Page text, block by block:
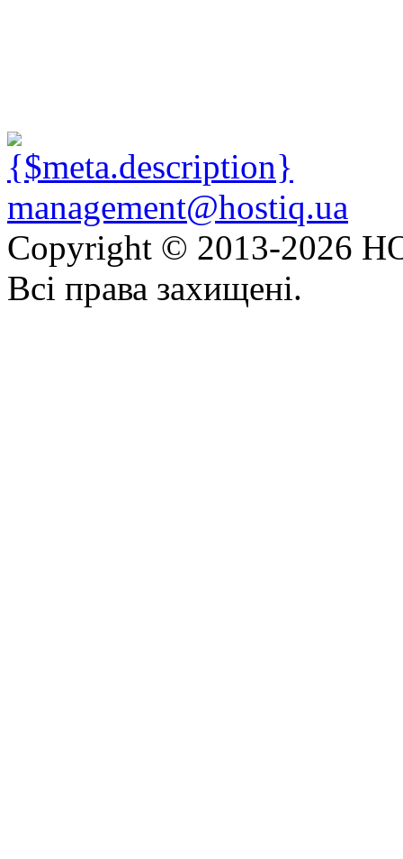
management@hostiq.ua
Copyright © 2013-2026
Всі права захищені.